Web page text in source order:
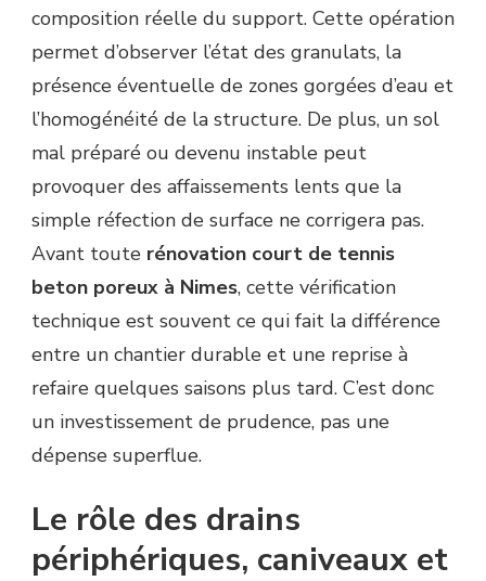
composition réelle du support. Cette opération
permet d’observer l’état des granulats, la
présence éventuelle de zones gorgées d’eau et
l’homogénéité de la structure. De plus, un sol
mal préparé ou devenu instable peut
provoquer des affaissements lents que la
simple réfection de surface ne corrigera pas.
Avant toute rénovation court de tennis
beton poreux à Nimes, cette vérification
technique est souvent ce qui fait la différence
entre un chantier durable et une reprise à
refaire quelques saisons plus tard. C’est donc
un investissement de prudence, pas une
dépense superflue.
Le rôle des drains
périphériques, caniveaux et